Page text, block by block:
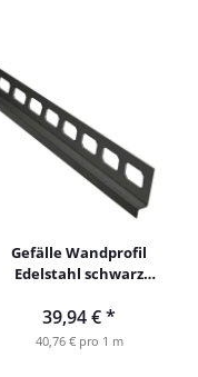
Gefälle Wandprofil
Edelstahl schwarz
39,94 €*
40,76 € pro 1 m